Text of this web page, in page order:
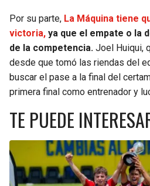
Por su parte, La Máquina tiene
victoria, ya que el empate o la
de la competencia. Joel Huiqui,
desde que tomó las riendas del
buscar el pase a la final del
primera final como entrenador y
TE PUEDE